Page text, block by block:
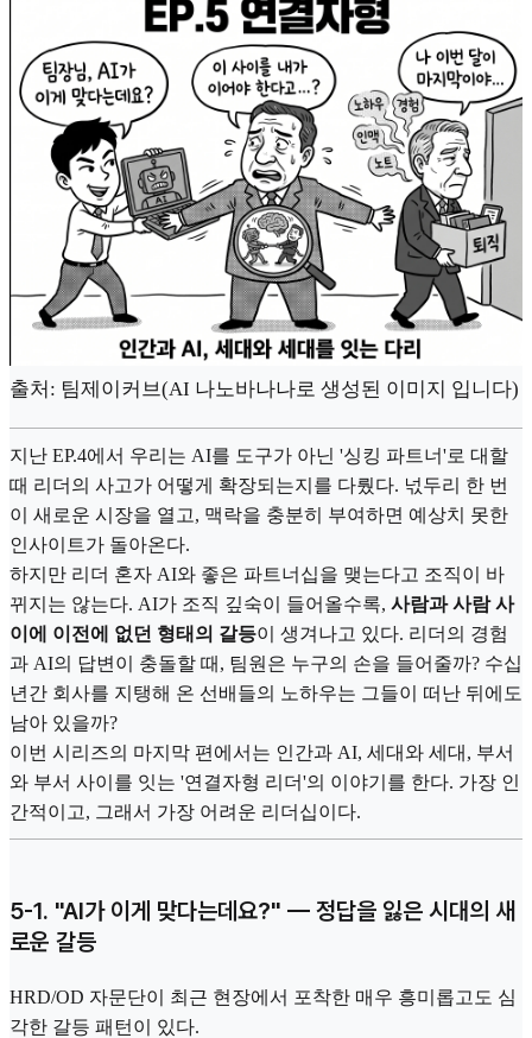
출처: 팀제이커브(AI 나노바나나로 생성된 이미지 입니다)
지난 EP.4에서 우리는 AI를 도구가 아닌 '싱킹 파트너'로 대할
때 리더의 사고가 어떻게 확장되는지를 다뤘다. 넋두리 한 번
이 새로운 시장을 열고, 맥락을 충분히 부여하면 예상치 못한
인사이트가 돌아온다.
하지만 리더 혼자 AI와 좋은 파트너십을 맺는다고 조직이 바
뀌지는 않는다. AI가 조직 깊숙이 들어올수록, 사람과 사람 사
이에 이전에 없던 형태의 갈등이 생겨나고 있다. 리더의 경험
과 AI의 답변이 충돌할 때, 팀원은 누구의 손을 들어줄까? 수십
년간 회사를 지탱해 온 선배들의 노하우는 그들이 떠난 뒤에도
남아 있을까?
이번 시리즈의 마지막 편에서는 인간과 AI, 세대와 세대, 부서
와 부서 사이를 잇는 '연결자형 리더'의 이야기를 한다. 가장 인
간적이고, 그래서 가장 어려운 리더십이다.
5-1. "AI가 이게 맞다는데요?" — 정답을 잃은 시대의 새
로운 갈등
HRD/OD 자문단이 최근 현장에서 포착한 매우 흥미롭고도 심
각한 갈등 패턴이 있다.